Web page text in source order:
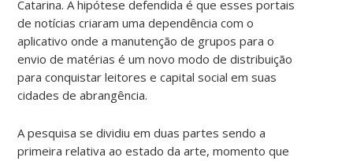
Catarina. A hipótese defendida é que esses portais
de notícias criaram uma dependência com o
aplicativo onde a manutenção de grupos para o
envio de matérias é um novo modo de distribuição
para conquistar leitores e capital social em suas
cidades de abrangência.
A pesquisa se dividiu em duas partes sendo a
primeira relativa ao estado da arte, momento que